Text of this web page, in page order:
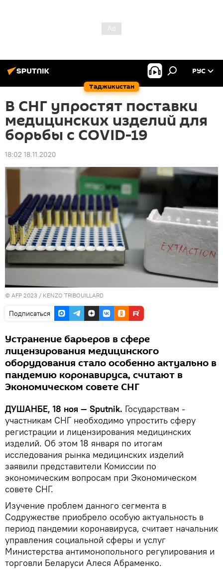
Таджикистан
РУС
В СНГ упростят поставки
медицинских изделий для
борьбы с COVID-19
18:02 18.11.2020
© AFP 2023 / KENZO TRIBOUILLARD
Подписаться
Устранение барьеров в сфере
лицензирования медицинского
оборудования стало особенно актуально в
пандемию коронавируса, считают в
Экономическом совете СНГ
ДУШАНБЕ, 18 ноя — Sputnik. Государствам -
участникам СНГ необходимо упростить сферу
регистрации и лицензирования медицинских
изделий. Об этом 18 января по итогам
исследования рынка медицинских изделий
заявили представители Комиссии по
экономическим вопросам при Экономическом
совете СНГ.
Изучение проблем данного сегмента в
Содружестве приобрело особую актуальность в
период пандемии коронавируса, считает начальник
управления социальной сферы и услуг
Министерства антимонопольного регулирования и
торговли Беларуси Алеся Абраменко.